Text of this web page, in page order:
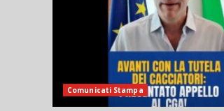
Comunicati Stampa